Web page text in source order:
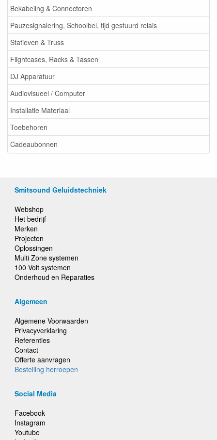
Bekabeling & Connectoren
Pauzesignalering, Schoolbel, tijd gestuurd relais
Statieven & Truss
Flightcases, Racks & Tassen
DJ Apparatuur
Audiovisueel / Computer
Installatie Materiaal
Toebehoren
Cadeaubonnen
Smitsound Geluidstechniek
Webshop
Het bedrijf
Merken
Projecten
Oplossingen
Multi Zone systemen
100 Volt systemen
Onderhoud en Reparaties
Algemeen
Algemene Voorwaarden
Privacyverklaring
Referenties
Contact
Offerte aanvragen
Bestelling herroepen
Social Media
Facebook
Instagram
Youtube